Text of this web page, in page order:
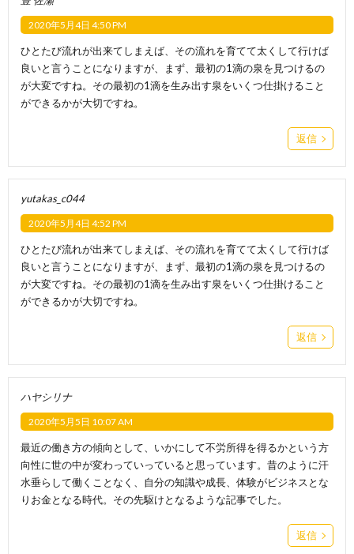
2020年5月4日 4:50 PM
ひとたび流れが出来てしまえば、その流れを育てて太くして行けば
良いと言うことになりますが、まず、最初の1滴の泉を見つけるの
が大変ですね。その最初の1滴を生み出す泉をいくつ仕掛けること
ができるかが大切ですね。
返信
yutakas_c044
2020年5月4日 4:52 PM
ひとたび流れが出来てしまえば、その流れを育てて太くして行けば
良いと言うことになりますが、まず、最初の1滴の泉を見つけるの
が大変ですね。その最初の1滴を生み出す泉をいくつ仕掛けること
ができるかが大切ですね。
返信
ハヤシリナ
2020年5月5日 10:07 AM
最近の働き方の傾向として、いかにして不労所得を得るかという方
向性に世の中が変わっていっていると思っています。昔のように汗
水垂らして働くことなく、自分の知識や成長、体験がビジネスとな
りお金となる時代。その先駆けとなるような記事でした。
返信